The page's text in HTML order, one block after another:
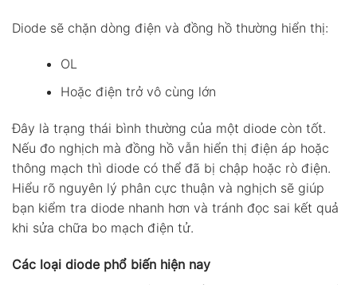
Diode sẽ chặn dòng điện và đồng hồ thường hiển thị:
OL
Hoặc điện trở vô cùng lớn
Đây là trạng thái bình thường của một diode còn tốt.
Nếu đo nghịch mà đồng hồ vẫn hiển thị điện áp hoặc
thông mạch thì diode có thể đã bị chập hoặc rò điện.
Hiểu rõ nguyên lý phân cực thuận và nghịch sẽ giúp
bạn kiểm tra diode nhanh hơn và tránh đọc sai kết quả
khi sửa chữa bo mạch điện tử.
Các loại diode phổ biến hiện nay